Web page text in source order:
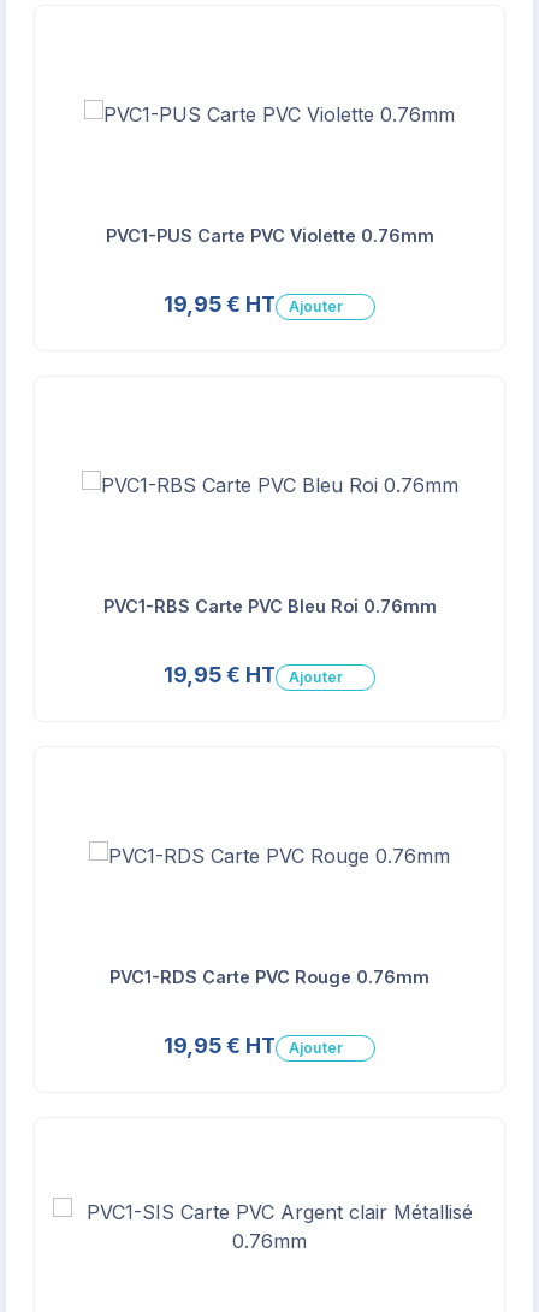
PVC1-PUS Carte PVC Violette 0.76mm
19,95 € HT Ajouter
PVC1-RBS Carte PVC Bleu Roi 0.76mm
19,95 € HT Ajouter
PVC1-RDS Carte PVC Rouge 0.76mm
19,95 € HT Ajouter